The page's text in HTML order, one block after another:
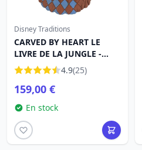
Disney Traditions
CARVED BY HEART LE
LIVRE DE LA JUNGLE -
DISNEY TRADITIONS
4.9(25)
159,00 €
En stock